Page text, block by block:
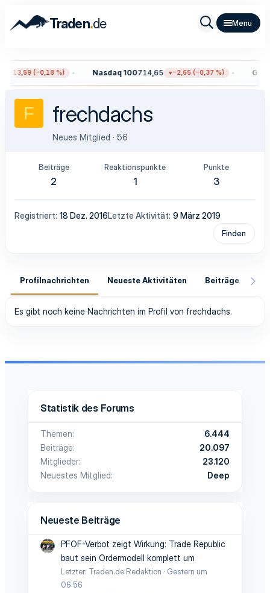
Traden.de
−13,59 (−0,18 %) Nasdaq 100714,65 −2,65 (−0,37 %) Gold
F frechdachs
Neues Mitglied · 56
Beiträge
2
Reaktionspunkte
1
Punkte
3
Registriert 18 Dez. 2016Letzte Aktivität 9 März 2019
Finden
Profilnachrichten Neueste Aktivitäten Beiträge
Es gibt noch keine Nachrichten im Profil von frechdachs.
Statistik des Forums
Themen
6.444
Beiträge
20.097
Mitglieder
23.120
Neuestes Mitglied
Deep
Neueste Beiträge
PFOF-Verbot zeigt Wirkung: Trade Republic
baut sein Ordermodell komplett um
Letzter: Traden.de Redaktion
Gestern um
06:56